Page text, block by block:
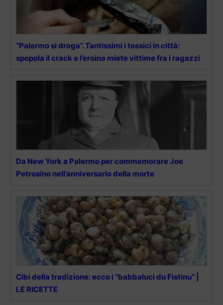
“Palermo si droga”. Tantissimi i tossici in città:
spopola il crack e l’eroina miete vittime fra i ragazzi
Da New York a Palermo per commemorare Joe
Petrosino nell’anniversario della morte
Cibi della tradizione: ecco i “babbaluci du Fistinu” |
LE RICETTE